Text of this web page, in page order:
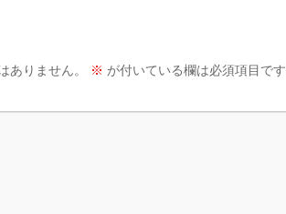
ありません。 ※ が付いている欄は必須項目です